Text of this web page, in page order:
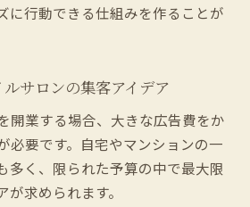
に行動できる仕組みを作ることが
サロンの集客アイデア
開業する場合、大きな広告費をか
必要です。自宅やマンションの一
多く、限られた予算の中で最大限
求められます。